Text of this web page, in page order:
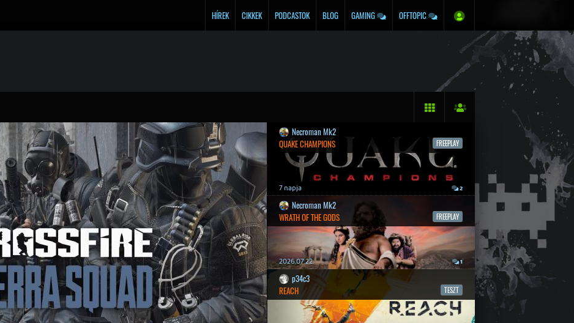
HÍREK CIKKEK PODCASTOK BLOG GAMING OFFTOPIC
Necroman Mk2
QUAKE CHAMPIONS
FREEPLAY
7 napja 2
Necroman Mk2
WRATH OF THE GODS
FREEPLAY
2026.07.22. 1
p34c3
REACH
TESZT